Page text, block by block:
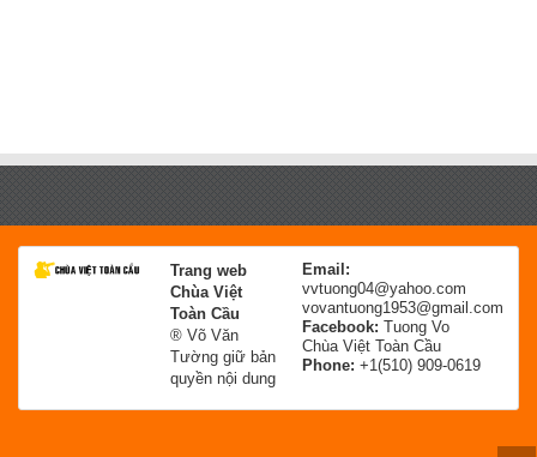
Trang web
Chùa Việt
Toàn Cầu
® Võ Văn
Tường giữ bản
quyền nội dung
Email:
vvtuong04@yahoo.com
vovantuong1953@gmail.com
Facebook: Tuong Vo
Chùa Việt Toàn Cầu
Phone: +1(510) 909-0619